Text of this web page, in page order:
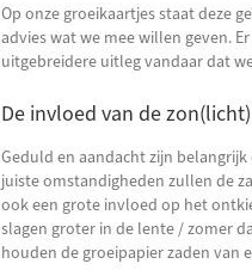
Op onze groeikaartjes staat deze
advies wat we mee willen geven.
uitgebreidere uitleg vandaar dat
De invloed van de zon(licht)
Geduld en aandacht zijn
juiste omstandigheden zullen de
ook een grote invloed op het
slagen groter in de lente / zomer
houden de groeipapier zaden van